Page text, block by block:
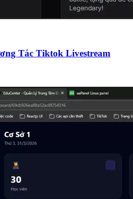
Tác Tiktok Livestream